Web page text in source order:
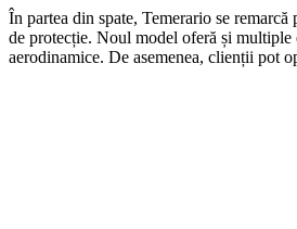
În partea din spate, Temerario se
de protecție. Noul model oferă și multiple
aerodinamice. De asemenea, clienții pot